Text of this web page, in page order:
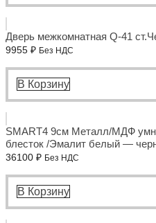
Дверь межкомнатная Q-41
9955 ₽ Без НДС
В Корзину
SMART4 9см Металл/МДФ
блесток /Эмалит белый —
36100 ₽ Без НДС
В Корзину